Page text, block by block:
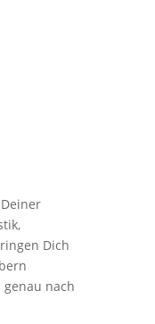
Dich
nach